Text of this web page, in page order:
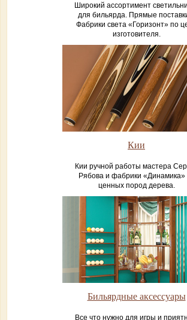
Широкий ассортимент
для бильярда. Прямые
Фабрики света «Горизонт» по
изготовителя.
Кии
Кии ручной работы мастера
Рябова и фабрики «Динамика»
ценных пород дерева.
Бильярдные аксессуары
Все что нужно для игры и